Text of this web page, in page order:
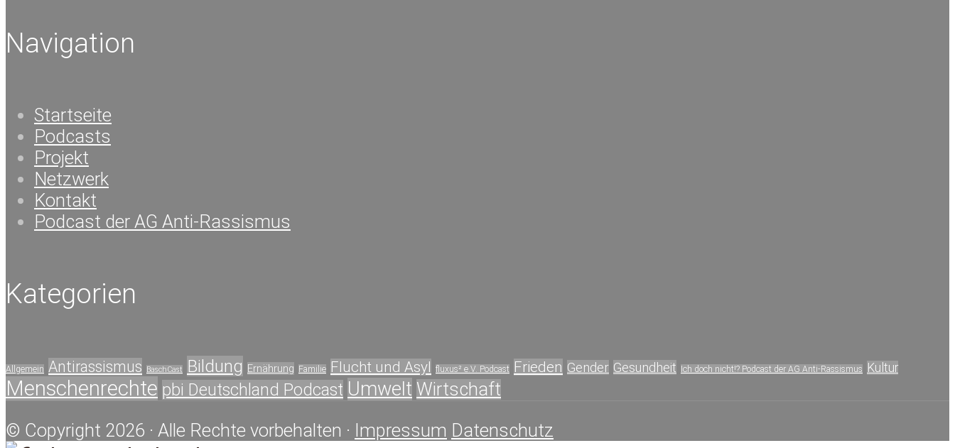
Navigation
Startseite
Podcasts
Projekt
Netzwerk
Kontakt
Podcast der AG Anti-Rassismus
Kategorien
Allgemein Antirassismus BaschCast Bildung Ernährung Familie Flucht und Asyl fluxus² e.V. Podcast Frieden Gender Gesundheit Ich doch nicht!? Podcast der AG Anti-Rassismus Kultur
Menschenrechte pbi Deutschland Podcast Umwelt Wirtschaft
© Copyright 2026 · Alle Rechte vorbehalten · Impressum Datenschutz